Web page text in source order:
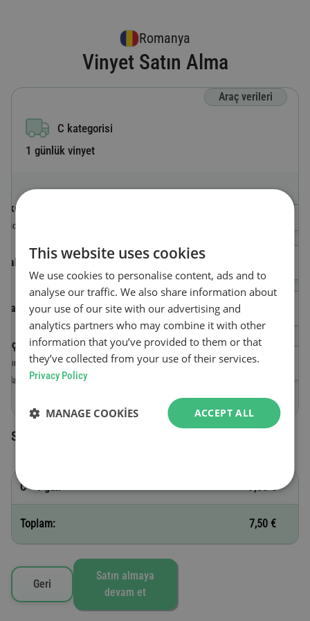
Romanya
Vinyet Satın Alma
Araç verileri
C kategorisi
1 günlük vinyet
Ülke kodu
Aracın kayıtlı olduğu ülke
Plaka numarası
Araç kimlik numarası (VIN)
Geçerlilik başlangıç tarihi
Satın alma gününü takiben saat 23:59’a
kadar geçerlidir.
Seçilen vinyetler
C - 1 gün 7,50 €
Toplam: 7,50 €
Geri
Satın almaya
devam et
This website uses cookies
We use cookies to personalise content, ads and to
analyse our traffic. We also share information about
your use of our site with our advertising and
analytics partners who may combine it with other
information that you’ve provided to them or that
they’ve collected from your use of their services.
Privacy Policy
ACCEPT ALL
MANAGE COOKIES